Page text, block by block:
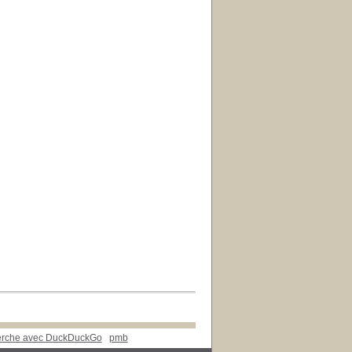
avec DuckDuckGo pmb